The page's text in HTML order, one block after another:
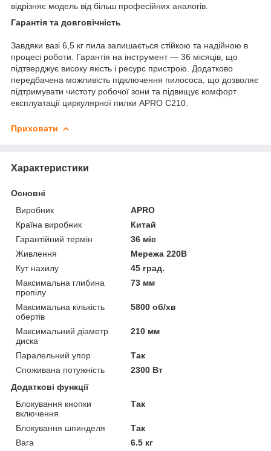
відрізняє модель від більш професійних аналогів.
Гарантія та довговічність
Завдяки вазі 6,5 кг пила залишається стійкою та надійною в
процесі роботи. Гарантія на інструмент — 36 місяців, що
підтверджує високу якість і ресурс пристрою. Додатково
передбачена можливість підключення пилососа, що дозволяє
підтримувати чистоту робочої зони та підвищує комфорт
експлуатації циркулярної пилки APRO C210.
Приховати
Характеристики
Основні
Виробник
APRO
Країна виробник
Китай
Гарантійний термін
36 міс
Живлення
Мережа 220В
Кут нахилу
45 град.
Максимальна глибина
пропілу
73 мм
Максимальна кількість
обертів
5800 об/хв
Максимальний діаметр
диска
210 мм
Паралельний упор
Так
Споживана потужність
2300 Вт
Додаткові функції
Блокування кнопки
включення
Так
Блокування шпинделя
Так
Вага
6.5 кг